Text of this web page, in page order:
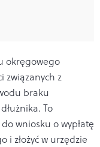
okręgowego
związanych z
braku
To
wniosku o wypłatę
i złożyć w urzędzie